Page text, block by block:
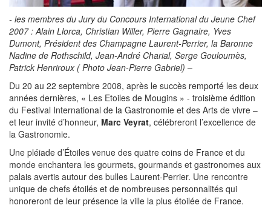
- les membres du Jury du Concours International du Jeune Chef
2007 : Alain Llorca, Christian Willer, Pierre Gagnaire, Yves
Dumont, Président des Champagne Laurent-Perrier, la Baronne
Nadine de Rothschild, Jean-André Charial, Serge Gouloumès,
Patrick Henriroux ( Photo Jean-Pierre Gabriel) –
Du 20 au 22 septembre 2008, après le succès remporté les deux
années dernières, « Les Etoiles de Mougins » - troisième édition
du Festival International de la Gastronomie et des Arts de vivre –
et leur invité d’honneur, Marc Veyrat, célébreront l’excellence de
la Gastronomie.
Une pléiade d’Étoiles venue des quatre coins de France et du
monde enchantera les gourmets, gourmands et gastronomes aux
palais avertis autour des bulles Laurent-Perrier. Une rencontre
unique de chefs étoilés et de nombreuses personnalités qui
honoreront de leur présence la ville la plus étoilée de France.